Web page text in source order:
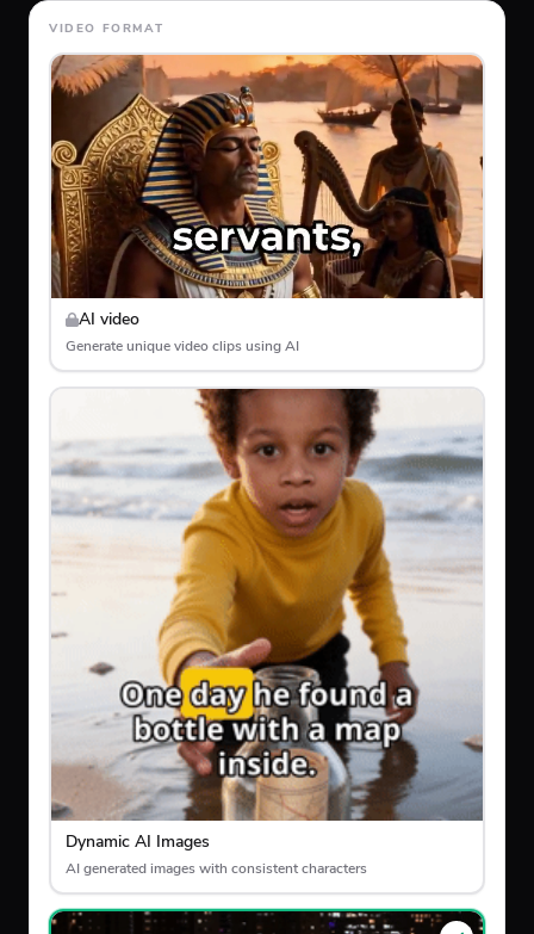
VIDEO FORMAT
AI video
Generate unique video clips using AI
Dynamic AI Images
AI generated images with consistent characters